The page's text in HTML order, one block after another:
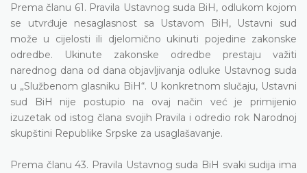
Prema članu 61. Pravila Ustavnog suda BiH, odlukom kojom
se utvrđuje nesaglasnost sa Ustavom BiH, Ustavni sud
može u cijelosti ili djelomično ukinuti pojedine zakonske
odredbe. Ukinute zakonske odredbe prestaju važiti
narednog dana od dana objavljivanja odluke Ustavnog suda
u „Službenom glasniku BiH“. U konkretnom slučaju, Ustavni
sud BiH nije postupio na ovaj način već je primijenio
izuzetak od istog člana svojih Pravila i odredio rok Narodnoj
skupštini Republike Srpske za usaglašavanje.
Prema članu 43. Pravila Ustavnog suda BiH svaki sudija ima